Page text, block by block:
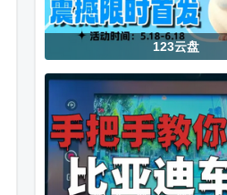
囧次元tv电视
计算管家4.3.1
去广告直装vip
版
挖软软件库安
卓版
3D模型查看器
(CAD
Assistant)
123云盘